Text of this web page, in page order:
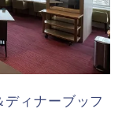
ディナーブッフ